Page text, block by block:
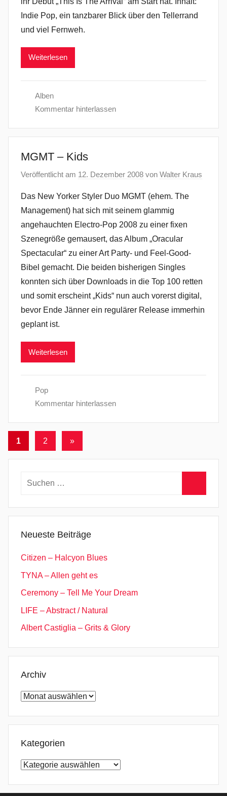
Indie Pop, ein tanzbarer Blick über den Tellerrand
und viel Fernweh.
Weiterlesen
Alben
Kommentar hinterlassen
MGMT – Kids
Veröffentlicht am 12. Dezember 2008 von Walter Kraus
Das New Yorker Styler Duo MGMT (ehem. The
Management) hat sich mit seinem glammig
angehauchten Electro-Pop 2008 zu einer fixen
Szenegröße gemausert, das Album „Oracular
Spectacular“ zu einer Art Party- und Feel-Good-
Bibel gemacht. Die beiden bisherigen Singles
konnten sich über Downloads in die Top 100 retten
und somit erscheint „Kids“ nun auch vorerst digital,
bevor Ende Jänner ein regulärer Release immerhin
geplant ist.
Weiterlesen
Pop
Kommentar hinterlassen
Seitennummerierung
der
Beiträge
1 2
Nächste
»
Suchen
Neueste Beiträge
Citizen – Halcyon Blues
TYNA – Allen geht es
Ceremony – Tell Me Your Dream
LIFE – Abstract / Natural
Albert Castiglia – Grits & Glory
Archiv
Archiv
Kategorien
Kategorien